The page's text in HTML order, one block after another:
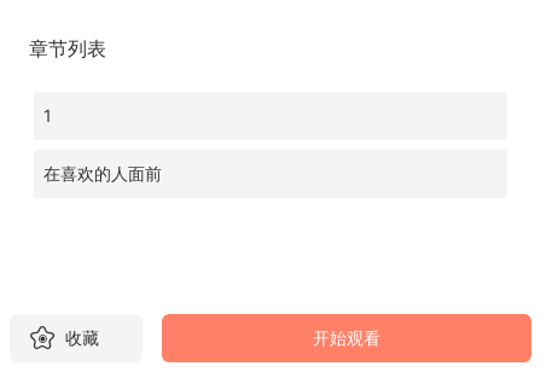
章节列表
1
在喜欢的人面前
收藏 开始观看